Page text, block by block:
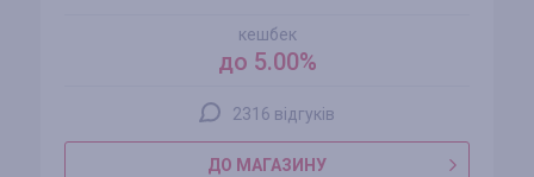
кешбек
до 5.00%
2316 відгуків
ДО МАГАЗИНУ